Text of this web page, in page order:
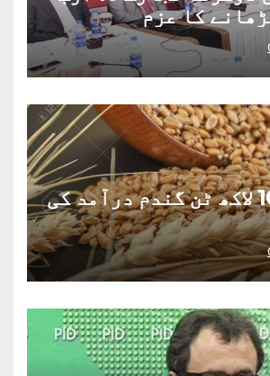
کا عزم
وفاق کی 10 لاکھ ٹن گندم درآمد کی